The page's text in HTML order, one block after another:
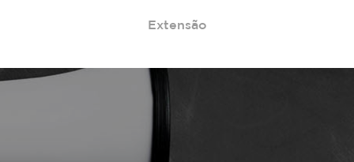
Extensão